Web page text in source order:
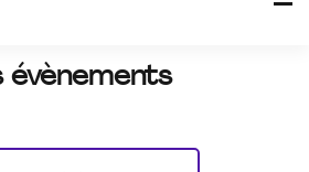
évènements